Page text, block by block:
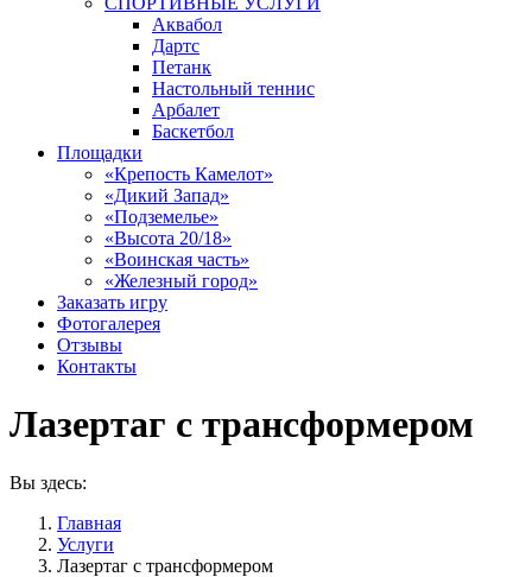
Аквабол
Дартс
Петанк
Настольный теннис
Арбалет
Баскетбол
Площадки
«Крепость Камелот»
«Дикий Запад»
«Подземелье»
«Высота 20/18»
«Воинская часть»
«Железный город»
Заказать игру
Фотогалерея
Отзывы
Контакты
Лазертаг с трансформером
Вы здесь:
Главная
Услуги
Лазертаг с трансформером